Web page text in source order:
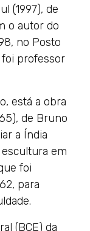
(1997), de
o autor do
no Posto
foi professor
está a obra
de Bruno
a Índia
em
foi
para
(BCE) da